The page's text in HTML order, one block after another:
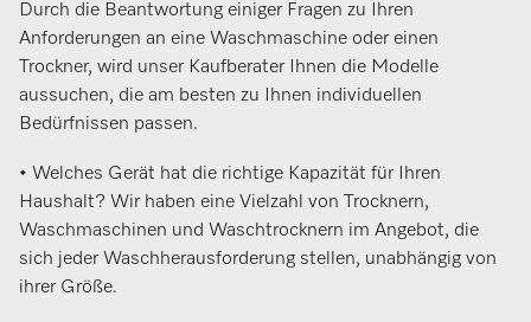
Durch die Beantwortung einiger Fragen zu Ihren
Anforderungen an eine Waschmaschine oder einen
Trockner, wird unser Kaufberater Ihnen die Modelle
aussuchen, die am besten zu Ihnen individuellen
Bedürfnissen passen.
• Welches Gerät hat die richtige Kapazität für Ihren
Haushalt? Wir haben eine Vielzahl von Trocknern,
Waschmaschinen und Waschtrocknern im Angebot, die
sich jeder Waschherausforderung stellen, unabhängig von
ihrer Größe.